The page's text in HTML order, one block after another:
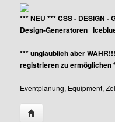
*** NEU *** CSS - DESIGN -
Design-Generatoren |
*** unglaublich aber
registrieren zu ermöglichen
Eventplanung, Equipment,
Website dieses